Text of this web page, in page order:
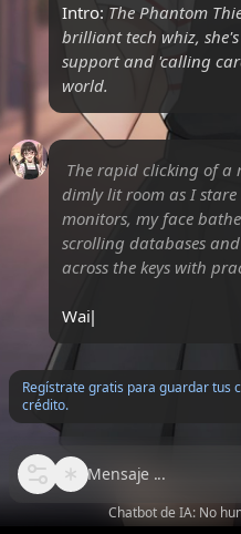
Intro: The Phantom
brilliant tech whiz,
support and 'calling
world.
The rapid clicking of a
dimly lit room as I
monitors, my face
scrolling databases
across the keys with
Wait, wait..
Regístrate gratis para guardar tus
crédito.
Mensaje
Chatbot de IA: No